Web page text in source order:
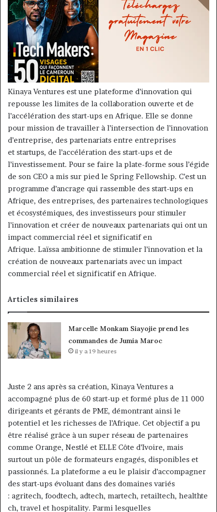
Kinaya Ventures est une plateforme d’innovation qui
repousse les limites de la collaboration ouverte et de
l’accélération des start-ups en Afrique. Elle se donne
pour mission de travailler à l’intersection de l’innovation
d’entreprise, des partenariats entre entreprises
et startups, de l’accélération des start-ups et de
l’investissement. Pour se faire la plate-forme sous l’égide
de son CEO a mis sur pied le Spring Fellowship. C’est un
programme d’ancrage qui rassemble des start-ups en
Afrique, des entreprises, des partenaires technologiques
et écosystémiques, des investisseurs pour stimuler
l’innovation et créer de nouveaux partenariats qui ont un
impact commercial réel et significatif en
Afrique. Laïssa ambitionne de stimuler l’innovation et la
création de nouveaux partenariats avec un impact
commercial réel et significatif en Afrique.
Articles similaires
Marcelle Monkam Siayojie prend les
commandes de Jumia Maroc
il y a 19 heures
Juste 2 ans après sa création, Kinaya Ventures a
accompagné plus de 60 start-up et formé plus de 11 000
dirigeants et gérants de PME, démontrant ainsi le
potentiel et les richesses de l’Afrique. Cet objectif a pu
être réalisé grâce à un super réseau de partenaires
comme Orange, Nestlé et ELLE Côte d’Ivoire, mais
surtout un pôle de formateurs engagés, disponibles et
passionnés. La plateforme a eu le plaisir d’accompagner
des start-ups évoluant dans des domaines variés
: agritech, foodtech, adtech, martech, retailtech, healthte
ch, travel et hospitality. Parmi lesquelles